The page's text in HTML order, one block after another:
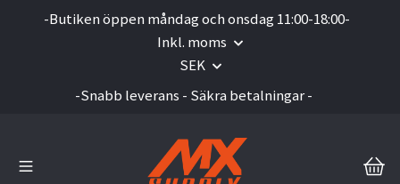
-Butiken öppen måndag och onsdag 11:00-18:00-
Inkl. moms
SEK
-Snabb leverans - Säkra betalningar -